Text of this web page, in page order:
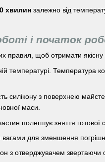
хвилин залежно від
і початок
правил, щоб отримати
температурі. Температура
силікону з поверхнею
маси.
полегшує зняття готової
для зменшення
з отверджувачем звертаючи